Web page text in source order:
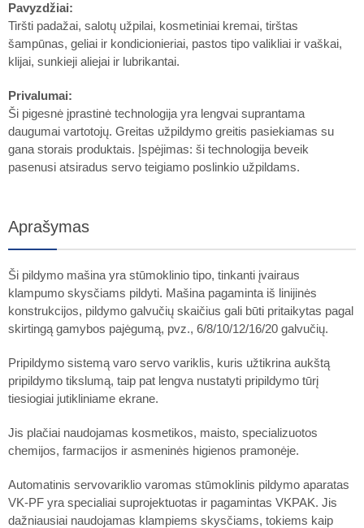
Pavyzdžiai:
Tiršti padažai, salotų užpilai, kosmetiniai kremai, tirštas
šampūnas, geliai ir kondicionieriai, pastos tipo valikliai ir vaškai,
klijai, sunkieji aliejai ir lubrikantai.
Privalumai:
Ši pigesnė įprastinė technologija yra lengvai suprantama
daugumai vartotojų. Greitas užpildymo greitis pasiekiamas su
gana storais produktais. Įspėjimas: ši technologija beveik
pasenusi atsiradus servo teigiamo poslinkio užpildams.
Aprašymas
Ši pildymo mašina yra stūmoklinio tipo, tinkanti įvairaus
klampumo skysčiams pildyti. Mašina pagaminta iš linijinės
konstrukcijos, pildymo galvučių skaičius gali būti pritaikytas pagal
skirtingą gamybos pajėgumą, pvz., 6/8/10/12/16/20 galvučių.
Pripildymo sistemą varo servo variklis, kuris užtikrina aukštą
pripildymo tikslumą, taip pat lengva nustatyti pripildymo tūrį
tiesiogiai jutikliniame ekrane.
Jis plačiai naudojamas kosmetikos, maisto, specializuotos
chemijos, farmacijos ir asmeninės higienos pramonėje.
Automatinis servovariklio varomas stūmoklinis pildymo aparatas
VK-PF yra specialiai suprojektuotas ir pagamintas VKPAK. Jis
dažniausiai naudojamas klampiems skysčiams, tokiems kaip